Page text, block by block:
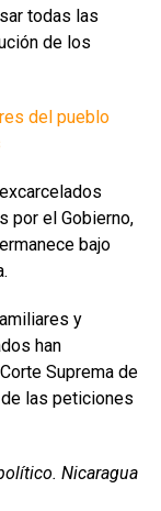
todas las
de los
del pueblo
por el Gobierno,
bajo
y
han
Suprema de
las peticiones
Nicaragua